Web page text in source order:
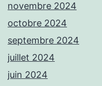
novembre 2024
octobre 2024
septembre 2024
juillet 2024
juin 2024